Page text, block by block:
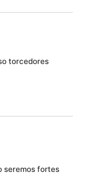
torcedores
seremos fortes